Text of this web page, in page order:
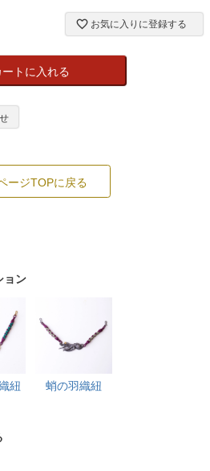
お気に入りに登録する
ートに入れる
ージTOPに戻る
ョン
紐 蛸の羽織紐